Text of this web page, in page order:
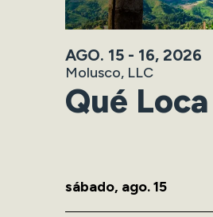
AGO. 15 - 16, 2026
Molusco, LLC
Qué
sábado, ago.15